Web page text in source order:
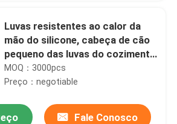
Luvas resistentes ao calor da
mão do silicone, cabeça de cão
pequeno das luvas do cozimento
do silicone dada forma
MOQ：3000pcs
Preço：negotiable
Fale Conosco